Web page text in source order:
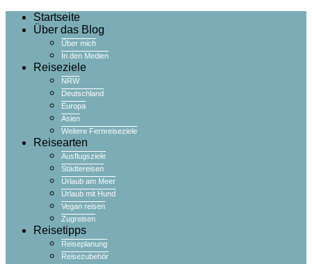
Startseite
Über das Blog
Über mich
In den Medien
Reiseziele
NRW
Deutschland
Europa
Asien
Weitere Fernreiseziele
Reisearten
Ausflugsziele
Städtereisen
Urlaub am Meer
Urlaub mit Hund
Vegan reisen
Zugreisen
Reisetipps
Reiseplanung
Reisezubehör